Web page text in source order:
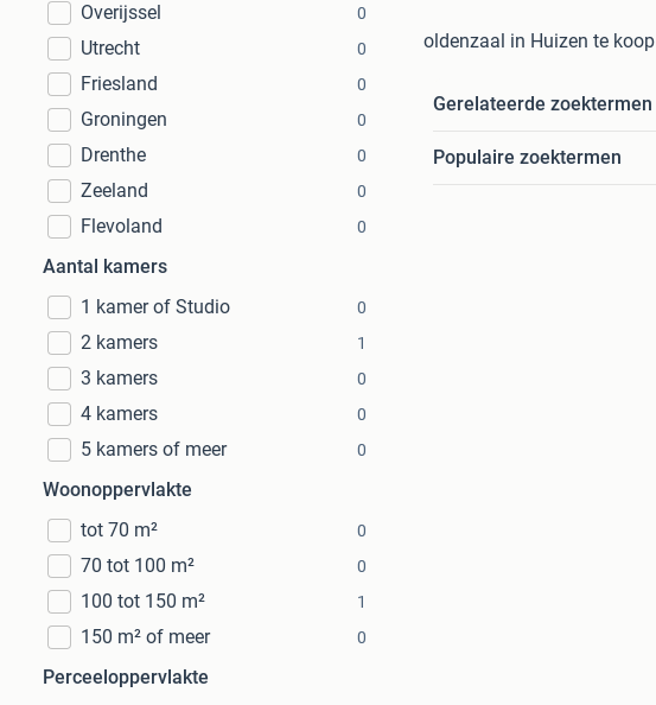
Overijssel 0
Utrecht 0
Friesland 0
Groningen 0
Drenthe 0
Zeeland 0
Flevoland 0
Aantal kamers
1 kamer of Studio
0
2 kamers 1
3 kamers 0
4 kamers 0
5 kamers of meer 0
Woonoppervlakte
tot 70 m²
0
70 tot 100 m² 0
100 tot 150 m² 1
150 m² of meer 0
Perceeloppervlakte
oldenzaal in Huizen te koop
Gerelateerde zoektermen
Populaire zoektermen